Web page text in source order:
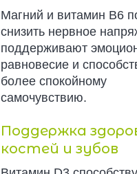
Магний и витамин B6
снизить нервное
поддерживают
равновесие и
более спокойному
самочувствию.
Поддержка
костей и зубов